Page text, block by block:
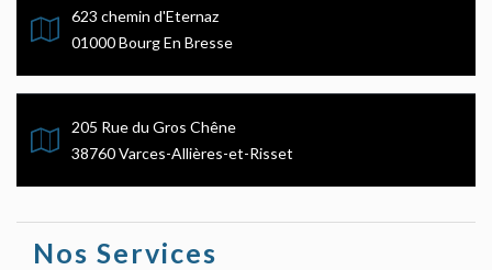
623 chemin d'Eternaz
01000 Bourg En Bresse
205 Rue du Gros Chêne
38760 Varces-Allières-et-Risset
Nos Services